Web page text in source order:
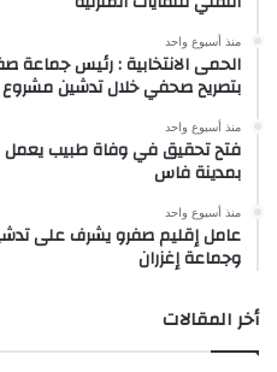
منذ أسبوع واحد
الحمى الانتخابية : رئيس جماعة
بتصريح صحفي خلال تدشين
منذ أسبوع واحد
فتح تحقيق في وفاة طبيب
بمدينة فاس
منذ أسبوع واحد
عامل إقليم صفرو يشرف على تدشين
وجماعة إغزران
أخر المقالات